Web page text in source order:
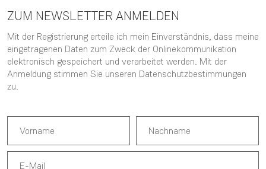
ZUM NEWSLETTER ANMELDEN
Mit der Registrierung erteile ich mein Einverständnis, dass meine
eingetragenen Daten zum Zweck der Onlinekommunikation
elektronisch gespeichert und verarbeitet werden. Mit der
Anmeldung stimmen Sie unseren Datenschutzbestimmungen
zu.